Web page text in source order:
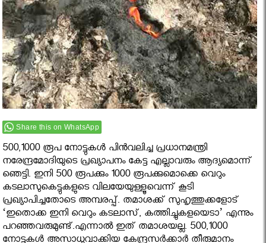
Share this on WhatsApp
500,1000 രൂപ നോട്ടുകള്‍ പിന്‍വലിച്ച പ്രധാനമന്ത്രി
നരേന്ദ്രമോദിയുടെ പ്രഖ്യാപനം കേട്ട എല്ലാവരും ആദ്യമൊന്ന്
ഞെട്ടി. ഇനി 500 രൂപക്കും 1000 രൂപക്കുമൊക്കെ വെറും
കടലാസുകെട്ടുകളുടെ വിലയേയുള്ളൂവെന്ന് കൂടി
പ്രഖ്യാപിച്ചതോടെ അമ്പരപ്പ്. തമാശക്ക് സുഹൃത്തുക്കളോട്
‘ഇതൊക്ക ഇനി വെറും കടലാസ്, കത്തിച്ചുകളയെടാ’ എന്നും
പറഞ്ഞവരുമുണ്ട്.എന്നാല്‍ ഇത് തമാശയല്ല. 500,1000